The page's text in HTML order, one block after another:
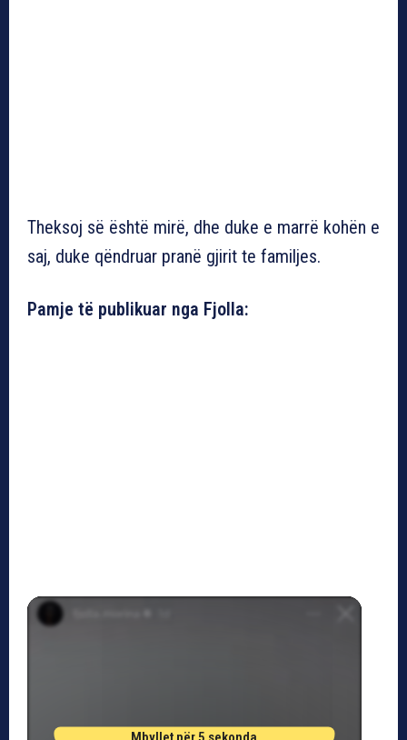
Theksoj së është mirë, dhe duke e marrë kohën e
saj, duke qëndruar pranë gjirit te familjes.
Pamje të publikuar nga Fjolla: